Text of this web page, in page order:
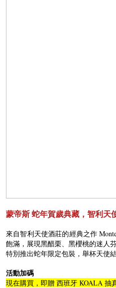
蒙帝斯 蛇年賀歲典藏，智利天
來自智利天使酒莊的經典之作
飽滿，展現黑醋栗、黑櫻桃的迷人
特別推出蛇年限定包裝，舉杯天使
活動加碼
現在購買，即贈 西班牙 KOALA 抽